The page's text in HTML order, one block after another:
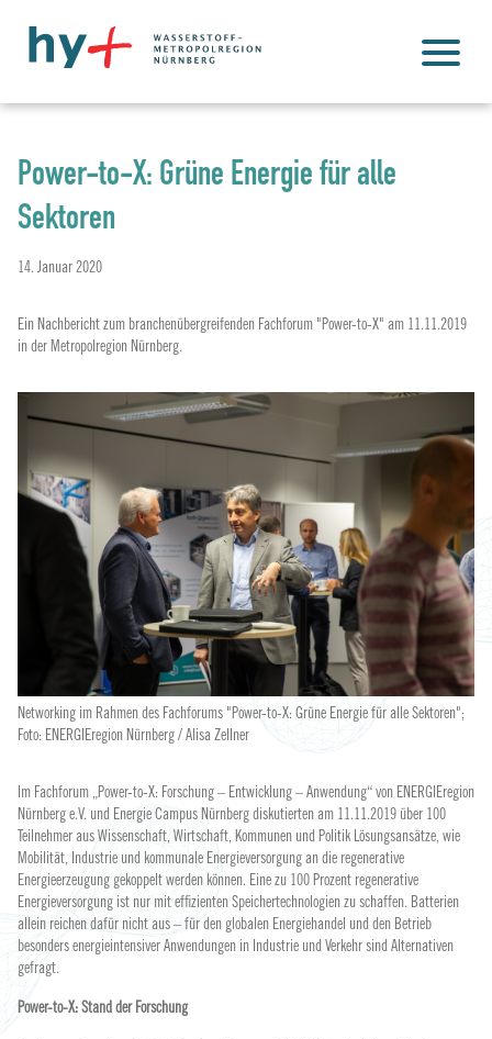
Power-to-X: Grüne Energie für alle
Sektoren
14. Januar 2020
Ein Nachbericht zum branchenübergreifenden Fachforum "Power-to-X" am 11.11.2019
in der Metropolregion Nürnberg.
Networking im Rahmen des Fachforums "Power-to-X: Grüne Energie für alle Sektoren";
Foto: ENERGIEregion Nürnberg / Alisa Zellner
Im Fachforum „Power-to-X: Forschung – Entwicklung – Anwendung“ von ENERGIEregion
Nürnberg e.V. und Energie Campus Nürnberg diskutierten am 11.11.2019 über 100
Teilnehmer aus Wissenschaft, Wirtschaft, Kommunen und Politik Lösungsansätze, wie
Mobilität, Industrie und kommunale Energieversorgung an die regenerative
Energieerzeugung gekoppelt werden können. Eine zu 100 Prozent regenerative
Energieversorgung ist nur mit effizienten Speichertechnologien zu schaffen. Batterien
allein reichen dafür nicht aus – für den globalen Energiehandel und den Betrieb
besonders energieintensiver Anwendungen in Industrie und Verkehr sind Alternativen
gefragt.
Power-to-X: Stand der Forschung